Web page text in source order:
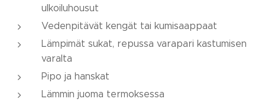
ulkoiluhousut
Vedenpitävät kengät tai kumisaappaat
Lämpimät sukat, repussa varapari kastumisen
varalta
Pipo ja hanskat
Lämmin juoma termoksessa